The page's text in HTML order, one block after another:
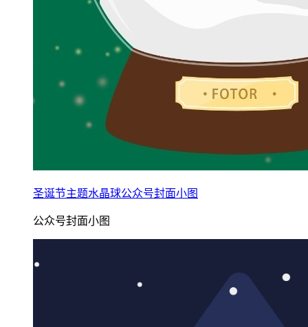
圣诞节主题水晶球公众号封面小图
公众号封面小图